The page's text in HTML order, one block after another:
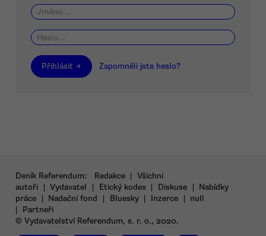
Přihlásit → Zapomněli jste heslo?
Deník Referendum: Redakce | Všichni
autoři | Vydavatel | Etický kodex | Diskuse | Nabídky
práce | Nadační fond | Bluesky | Inzerce | null
|
Partneři
© Vydavatelství Referendum, s. r. o., 2020.